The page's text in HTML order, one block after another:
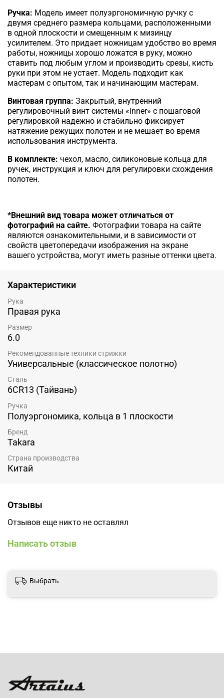
Ручка: Модель имеет полуэргономичную ручку с
двумя среднего размера кольцами, расположенными
в одной плоскости и смещенным к мизинцу
усилителем. Это придает ножницам удобство во время
работы, ножницы хорошо ложатся в руку, можно
ставить под любым углом и производить срезы, кисть
руки при этом не устает. Модель подходит как
мастерам с опытом, так и начинающим мастерам.
Винтовая группа: Закрытый, внутренний
регулировочный винт системы «inner» с пошаговой
регулировкой надежно и стабильно фиксирует
натяжение режущих полотен и не мешает во время
использования инструмента.
В комплекте: чехол, масло, силиконовые кольца для
ручек, инструкция и ключ для регулировки схождения
полотен.
*Внешний вид товара может отличаться от
фотографий на сайте. Фотографии товара на сайте
являются ознакомительными, и в зависимости от
свойств цветопередачи изображения на экране
вашего устройства, могут иметь разные оттенки цвета.
Характеристики
Рука
Правая рука
Размер
6.0
Рекомендованные техники стрижки
Универсальные (классическое полотно)
Сталь
6CR13 (Тайвань)
Ручка
Полуэргономика, кольца в 1 плоскости
Бренд
Takara
Страна производства
Китай
Отзывы
Отзывов еще никто не оставлял
Написать отзыв
Выбрать